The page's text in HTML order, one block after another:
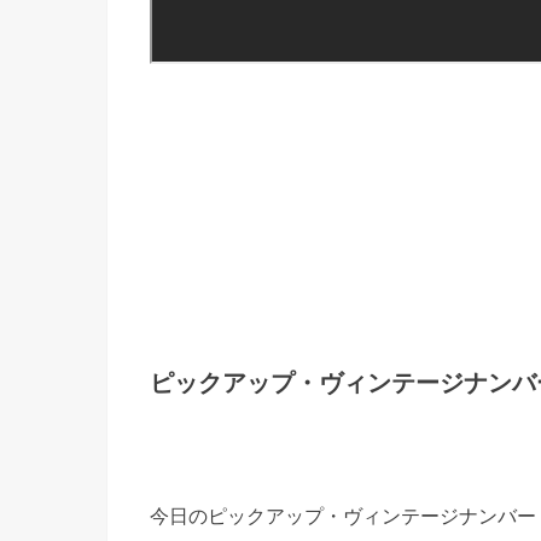
ピックアップ・ヴィンテージナン
今日のピックアップ・ヴィンテージナンバー